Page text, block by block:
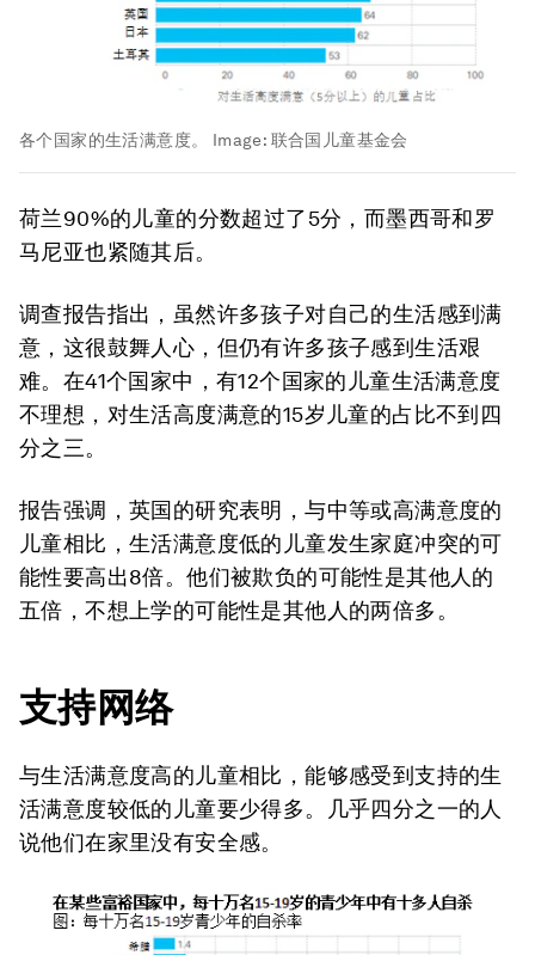
各个国家的生活满意度。 Image: 联合国儿童基金会
荷兰90%的儿童的分数超过了5分，而墨西哥和罗
马尼亚也紧随其后。
调查报告指出，虽然许多孩子对自己的生活感到满
意，这很鼓舞人心，但仍有许多孩子感到生活艰
难。在41个国家中，有12个国家的儿童生活满意度
不理想，对生活高度满意的15岁儿童的占比不到四
分之三。
报告强调，英国的研究表明，与中等或高满意度的
儿童相比，生活满意度低的儿童发生家庭冲突的可
能性要高出8倍。他们被欺负的可能性是其他人的
五倍，不想上学的可能性是其他人的两倍多。
支持网络
与生活满意度高的儿童相比，能够感受到支持的生
活满意度较低的儿童要少得多。几乎四分之一的人
说他们在家里没有安全感。